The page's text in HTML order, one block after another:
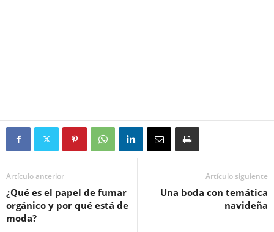
Artículo anterior
¿Qué es el papel de fumar
orgánico y por qué está de
moda?
Artículo siguiente
Una boda con temática
navideña